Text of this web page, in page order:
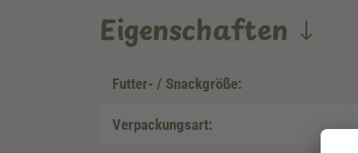
Eigenschaften
Futter- / Snackgröße:
Verpackungsart: